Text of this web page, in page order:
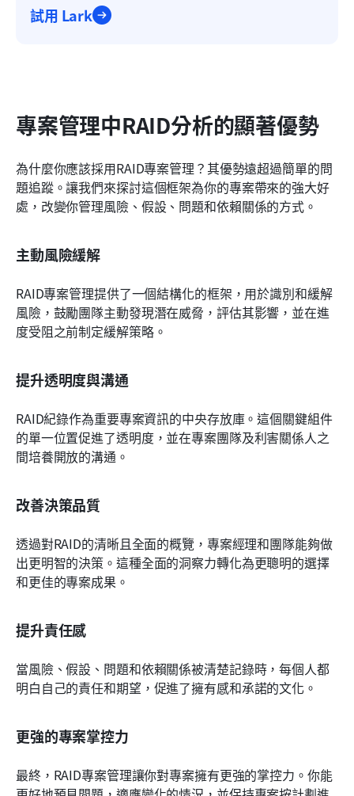
試用 Lark
專案管理中RAID分析的顯著優勢
為什麼你應該採用RAID專案管理？其優勢遠超過簡單的問
題追蹤。讓我們來探討這個框架為你的專案帶來的強大好
處，改變你管理風險、假設、問題和依賴關係的方式。
主動風險緩解
RAID專案管理提供了一個結構化的框架，用於識別和緩解
風險，鼓勵團隊主動發現潛在威脅，評估其影響，並在進
度受阻之前制定緩解策略。
提升透明度與溝通
RAID紀錄作為重要專案資訊的中央存放庫。這個關鍵組件
的單一位置促進了透明度，並在專案團隊及利害關係人之
間培養開放的溝通。
改善決策品質
透過對RAID的清晰且全面的概覽，專案經理和團隊能夠做
出更明智的決策。這種全面的洞察力轉化為更聰明的選擇
和更佳的專案成果。
提升責任感
當風險、假設、問題和依賴關係被清楚記錄時，每個人都
明白自己的責任和期望，促進了擁有感和承諾的文化。
更強的專案掌控力
最終，RAID專案管理讓你對專案擁有更強的掌控力。你能